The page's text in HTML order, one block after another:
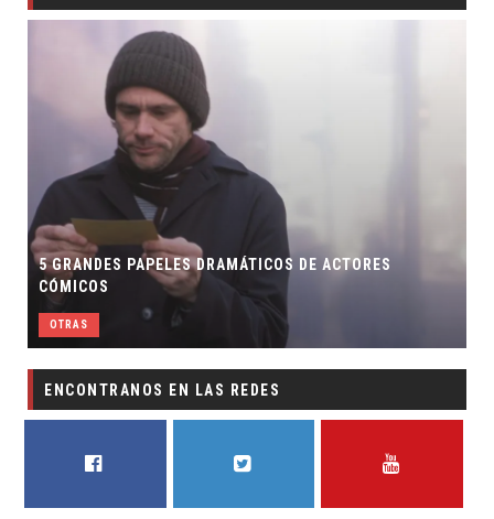
5 GRANDES PAPELES DRAMÁTICOS DE ACTORES
CÓMICOS
OTRAS
ENCONTRANOS EN LAS REDES